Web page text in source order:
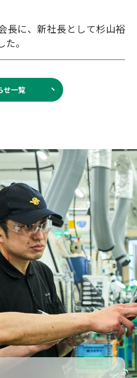
長に、新社長として杉山裕
。
せ一覧